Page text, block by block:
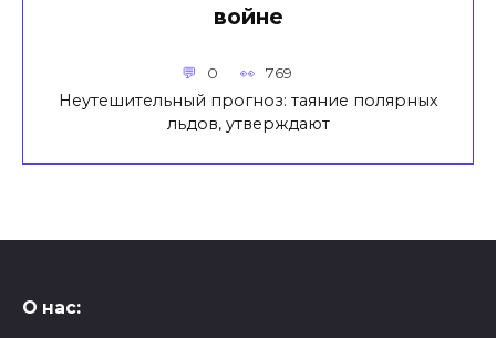
войне
0 769
Неутешительный прогноз: таяние полярных
льдов, утверждают
О нас: